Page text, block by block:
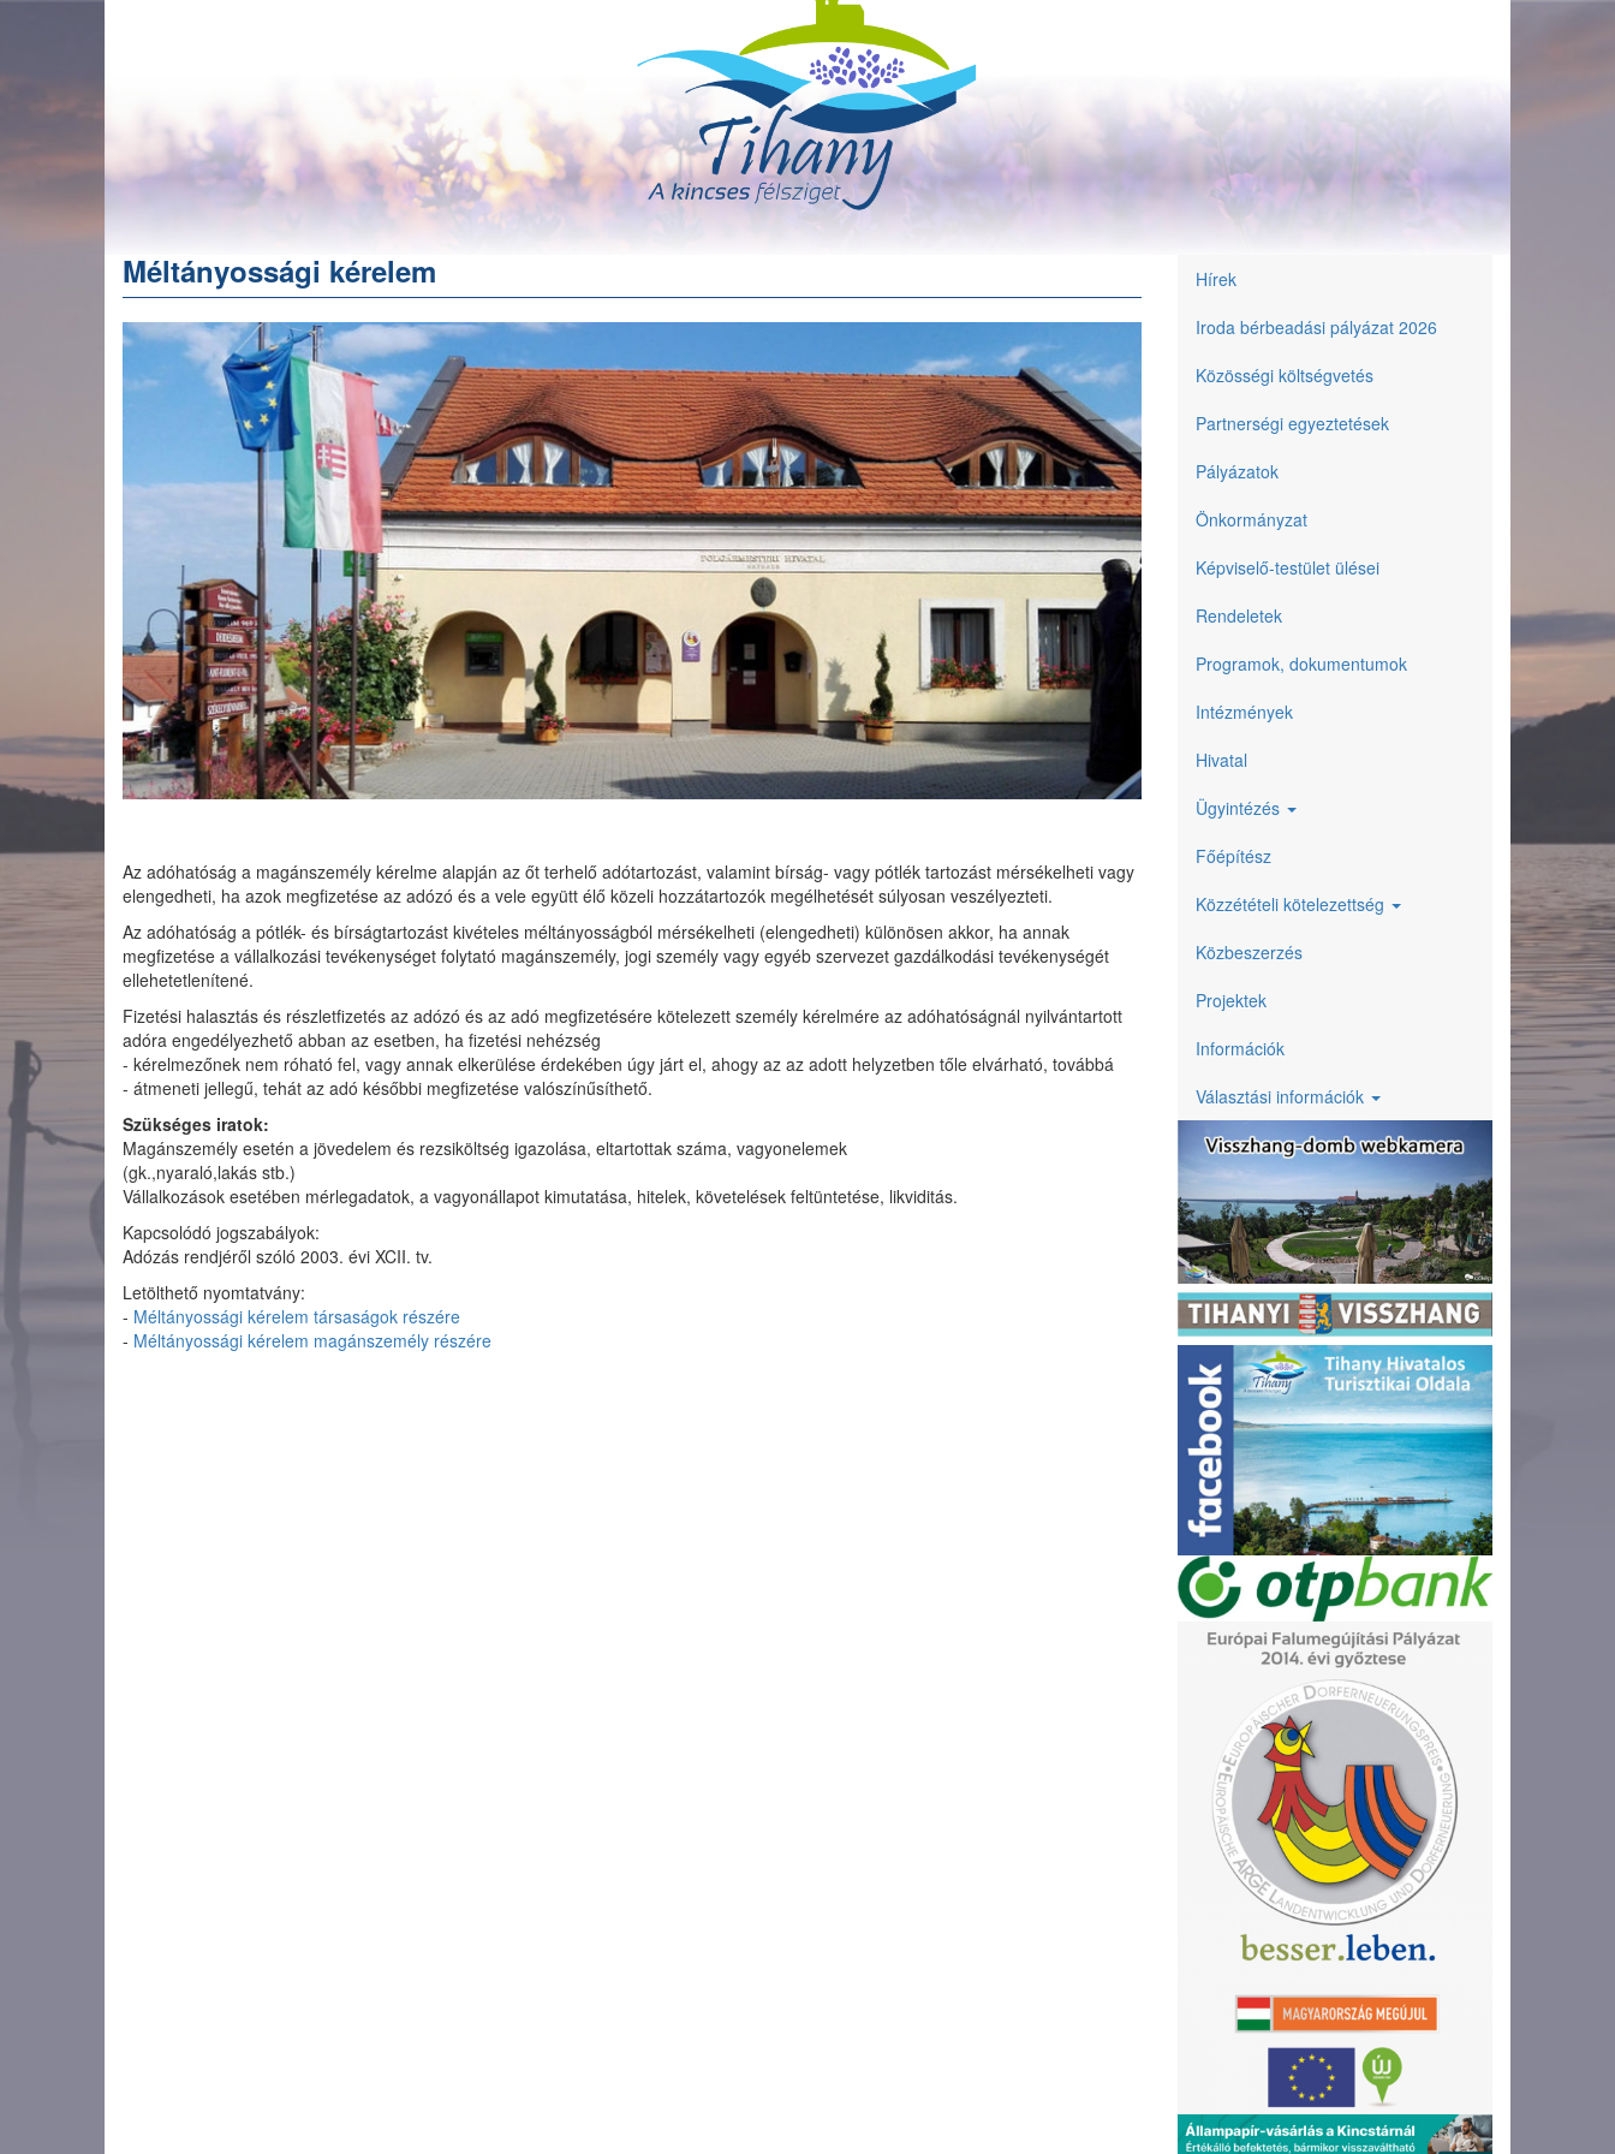
Méltányossági kérelem
Az adóhatóság a magánszemély kérelme alapján az őt terhelő adótartozást, valamint bírság- vagy pótlék tartozást mérsékelheti vagy
elengedheti, ha azok megfizetése az adózó és a vele együtt élő közeli hozzátartozók megélhetését súlyosan veszélyezteti.
Az adóhatóság a pótlék- és bírságtartozást kivételes méltányosságból mérsékelheti (elengedheti) különösen akkor, ha annak
megfizetése a vállalkozási tevékenységet folytató magánszemély, jogi személy vagy egyéb szervezet gazdálkodási tevékenységét
ellehetetlenítené.
Fizetési halasztás és részletfizetés az adózó és az adó megfizetésére kötelezett személy kérelmére az adóhatóságnál nyilvántartott
adóra engedélyezhető abban az esetben, ha fizetési nehézség
- kérelmezőnek nem róható fel, vagy annak elkerülése érdekében úgy járt el, ahogy az az adott helyzetben tőle elvárható, továbbá
- átmeneti jellegű, tehát az adó későbbi megfizetése valószínűsíthető.
Szükséges iratok:
Magánszemély esetén a jövedelem és rezsiköltség igazolása, eltartottak száma, vagyonelemek
(gk.,nyaraló,lakás stb.)
Vállalkozások esetében mérlegadatok, a vagyonállapot kimutatása, hitelek, követelések feltüntetése, likviditás.
Kapcsolódó jogszabályok:
Adózás rendjéről szóló 2003. évi XCII. tv.
Letölthető nyomtatvány:
- Méltányossági kérelem társaságok részére
- Méltányossági kérelem magánszemély részére
Önkormányzat
Hírek
Iroda bérbeadási pályázat 2026
Közösségi költségvetés
Partnerségi egyeztetések
Pályázatok
Önkormányzat
Képviselő-testület ülései
Rendeletek
Programok, dokumentumok
Intézmények
Hivatal
Ügyintézés
Főépítész
Közzétételi kötelezettség
Közbeszerzés
Projektek
Információk
Választási információk